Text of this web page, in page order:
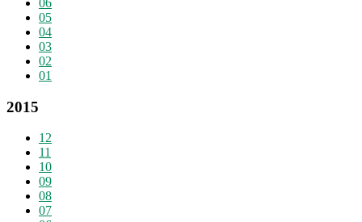
05
04
03
02
01
2015
12
11
10
09
08
07